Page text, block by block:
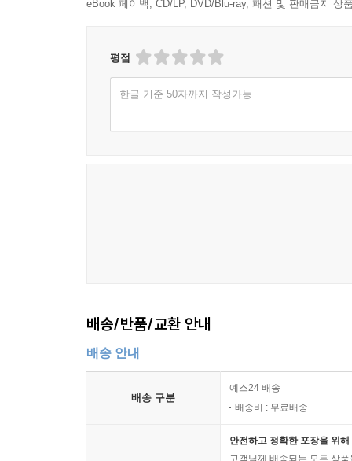
eBook 페이백, CD/LP, DVD/Blu-ray, 패션 및 판매금지 상
평점
한글 기준 50자까지 작성가능
배송/반품/교환 안내
배송 안내
배송 구분
예스24 배송
배송비 : 무료배송
안전하고 정확한 포장을 위
고객님께 배송되는 모든 상